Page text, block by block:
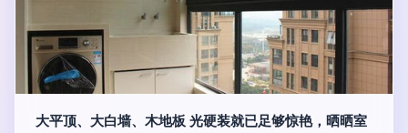
大平顶、大白墙、木地板 光硬装就已足够惊艳，晒晒室